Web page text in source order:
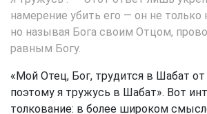
намерение убить его — он не только
но называя Бога своим Отцом,
равным Богу.
«Мой Отец, Бог, трудится в Шабат от
поэтому я тружусь в Шабат». Вот
толкование: в более широком